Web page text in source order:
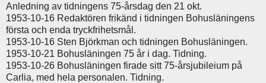
Anledning av tidningens 75-årsdag den 21 okt.
1953-10-16 Redaktören frikänd i tidningen Bohusläningens
första och enda tryckfrihetsmål.
1953-10-16 Sten Björkman och tidningen Bohusläningen.
1953-10-21 Bohusläningen 75 år i dag. Tidning.
1953-10-26 Bohusläningen firade sitt 75-årsjubileium på
Carlia, med hela personalen. Tidning.